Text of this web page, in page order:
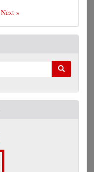
Next »